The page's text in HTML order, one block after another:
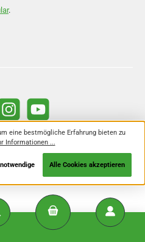
.
YouTube
zzgl.Versandkosten
nicht anders angegeben.
eine bestmögliche Erfahrung bieten zu
Informationen ...
Alle Cookies akzeptieren